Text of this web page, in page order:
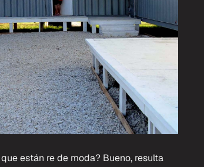
están re de moda? Bueno, resulta